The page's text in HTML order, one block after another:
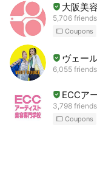
大阪美
5,706 friends
Coupons
ヴェー
6,055 friends
ECCア
3,798 friends
Coupons